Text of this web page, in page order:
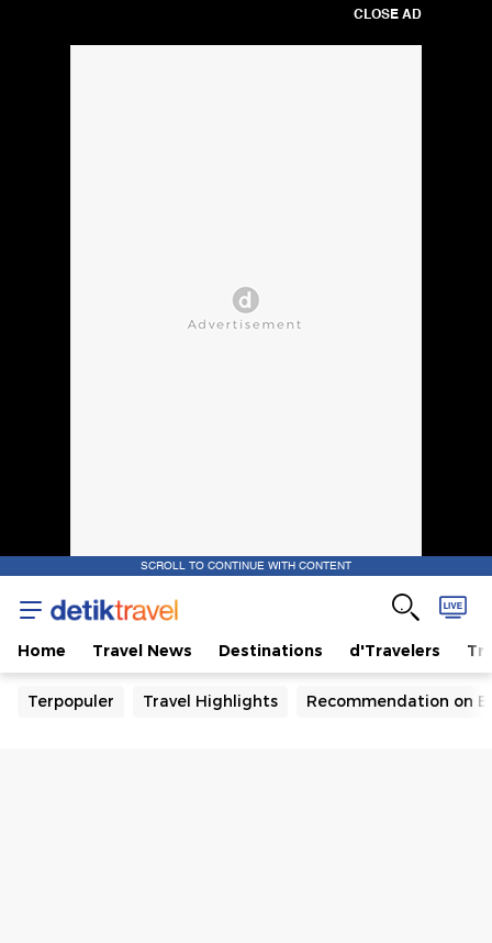
CLOSE AD
SCROLL TO CONTINUE WITH CONTENT
Home Travel News Destinations d'Travelers
Terpopuler Travel Highlights Recommendation on